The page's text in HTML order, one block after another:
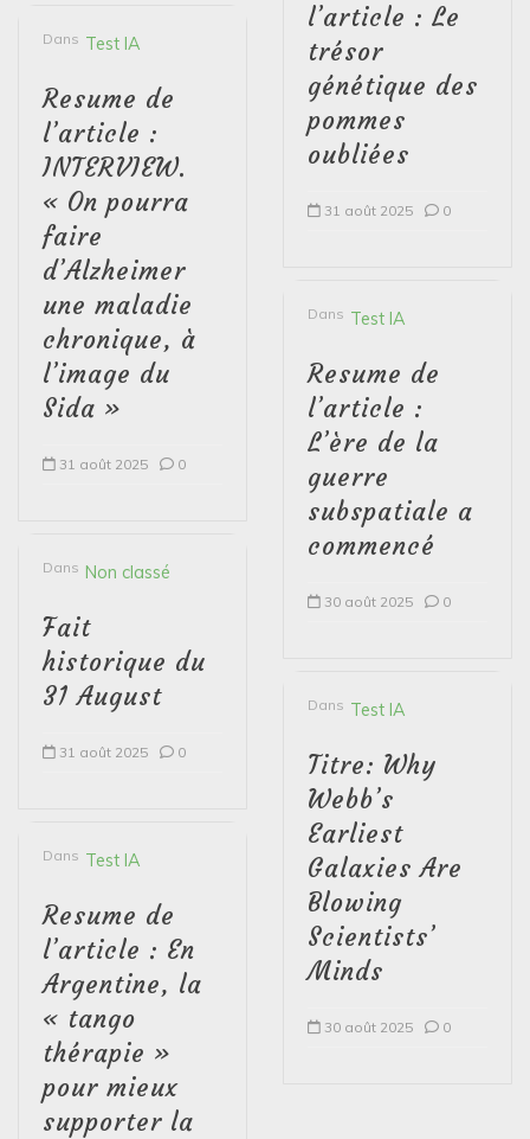
Dans Test IA
Resume de
l’article :
INTERVIEW.
« On pourra
faire
d’Alzheimer
une maladie
chronique, à
l’image du
Sida »
31 août 2025 0
Dans Non classé
Fait
historique du
31 August
31 août 2025 0
Dans Test IA
Resume de
l’article : En
Argentine, la
« tango
thérapie »
pour mieux
supporter la
l’article : Le
trésor
génétique des
pommes
oubliées
31 août 2025 0
Dans Test IA
Resume de
l’article :
L’ère de la
guerre
subspatiale a
commencé
30 août 2025 0
Dans Test IA
Titre: Why
Webb’s
Earliest
Galaxies Are
Blowing
Scientists’
Minds
30 août 2025 0